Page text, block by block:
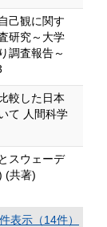
己観に関す
研究～大学
調査報告～
較した日本
て 人間科学
スウェーデ
(共著)
表示（14件）